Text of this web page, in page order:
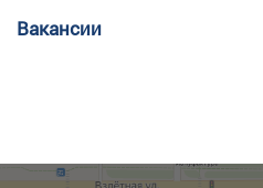
Вакансии